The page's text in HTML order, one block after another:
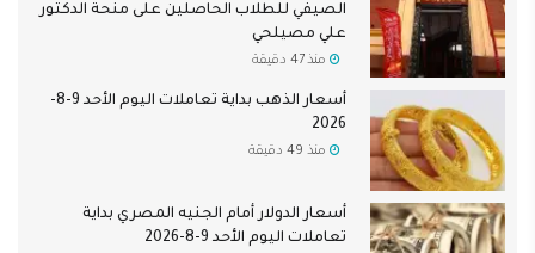
الصيفي للطلاب الحاصلين على منحة الدكتور
علي مصيلحي
منذ 47 دقيقة
أسعار الذهب بداية تعاملات اليوم الأحد 9-8-
2026
منذ 49 دقيقة
أسعار الدولار أمام الجنيه المصري بداية
تعاملات اليوم الأحد 9-8-2026